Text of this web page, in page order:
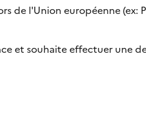
de l'Union européenne
et souhaite effectuer une